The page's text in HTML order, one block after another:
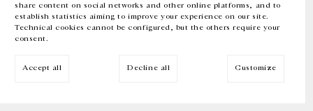
share content on social networks and other online platforms, and to
establish statistics aiming to improve your experience on our site.
Technical cookies cannot be configured, but the others require your
consent.
Accept all Decline all Customize
EN FR 中文 Facebook Instagram
Inscrivez-vous à notre newsletter